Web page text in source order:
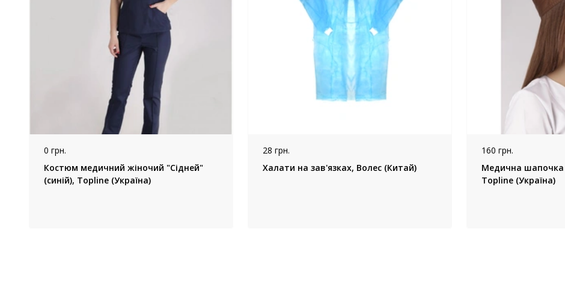
0 грн.
Костюм медичний жіночий "Сідней"
(синій), Topline (Україна)
28 грн.
Халати на зав'язках, Волес (Китай)
160 грн.
Медична
Topline (Україна)